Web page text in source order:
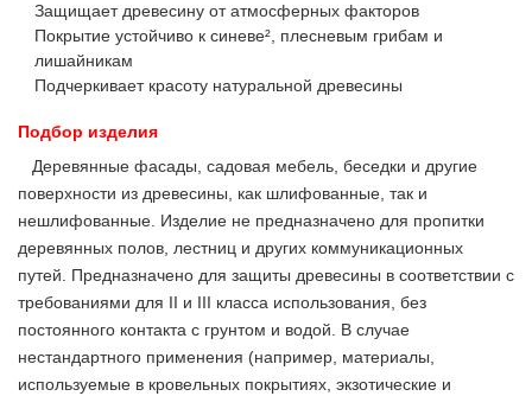
Защищает древесину от атмосферных факторов
Покрытие устойчиво к синеве², плесневым грибам и
лишайникам
Подчеркивает красоту натуральной древесины
Подбор изделия
Деревянные фасады, садовая мебель, беседки и другие
поверхности из древесины, как шлифованные, так и
нешлифованные. Изделие не предназначено для пропитки
деревянных полов, лестниц и других коммуникационных
путей. Предназначено для защиты древесины в соответствии с
требованиями для II и III класса использования, без
постоянного контакта с грунтом и водой. В случае
нестандартного применения (например, материалы,
используемые в кровельных покрытиях, экзотические и